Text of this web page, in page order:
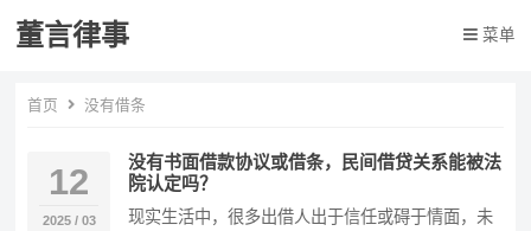
董言律事 菜单
首页 没有借条
12
2025 / 03
没有书面借款协议或借条，民间借贷关系能被法
院认定吗？
现实生活中，很多出借人出于信任或碍于情面，未